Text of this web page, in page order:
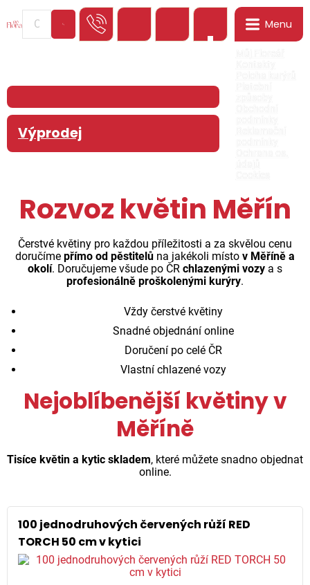
Menu
Výprodej
Rozvoz květin Měřín
Čerstvé květiny pro každou příležitosti a za skvělou cenu
doručíme přímo od pěstitelů na jakékoli místo v Měříně a
okolí. Doručujeme všude po ČR chlazenými vozy a s
profesionálně proškolenými kurýry.
Vždy čerstvé květiny
Snadné objednání online
Doručení po celé ČR
Vlastní chlazené vozy
Nejoblíbenější květiny v
Měříně
Tisíce květin a kytic skladem, které můžete snadno objednat
online.
100 jednodruhových červených růží RED
TORCH 50 cm v kytici